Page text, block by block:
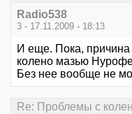
Radio538
3 - 17.11.2009 - 18:13
И еще. Пока, причина
колено мазью
Без нее вообще не
Re: Проблемы с